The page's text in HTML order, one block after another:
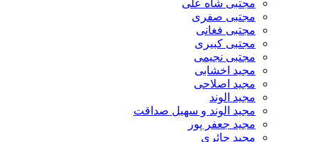
مجتبی شاه علی
مجتبی صفری
مجتبی فغانی
مجتبی کبیری
مجتبی نجیمی
مجید اخشابی
مجید اصلاحی
مجید الوند‎
مجید الوند و سهیل صداقت
مجید جعفر پور
مجید حائری